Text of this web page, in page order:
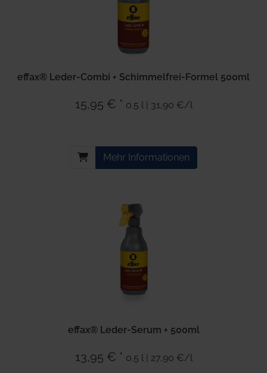
effax® Leder-Combi + Schimmelfrei-Formel 500ml
15,95 € * 0.5 l | 31,90 €/l
Mehr Informationen
effax® Leder-Serum + 500ml
13,95 € * 0.5 l | 27,90 €/l